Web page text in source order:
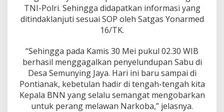
TNI-Polri. Sehingga didapatkan informasi yang
ditindaklanjuti sesuai SOP oleh Satgas Yonarmed
16/TK.
“Sehingga pada Kamis 30 Mei pukul 02.30 WIB
berhasil menggagalkan penyelundupan Sabu di
Desa Semunying Jaya. Hari ini baru sampai di
Pontianak, kebetulan hadir di tengah-tengah kita
Kepala BNN yang selalu semangat mengobarkan
untuk perang melawan Narkoba,” jelasnya.